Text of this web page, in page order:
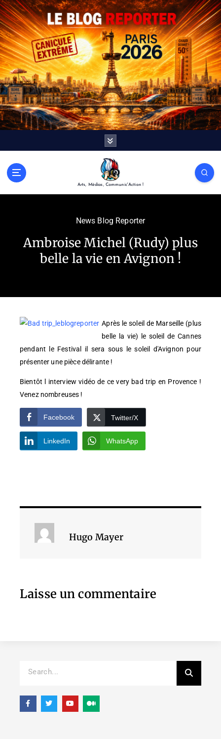
Arts, Médias, Communic'Action !
News Blog Reporter
Ambroise Michel (Rudy) plus
belle la vie en Avignon !
Après le soleil de Marseille (plus
belle la vie) le soleil de Cannes
pendant le Festival il sera sous le soleil d'Avignon pour
présenter une pièce délirante !
Bientôt l interview vidéo de ce very bad trip en Provence !
Venez nombreuses !
Facebook Twitter/X
LinkedIn WhatsApp
Hugo Mayer
Laisse un commentaire